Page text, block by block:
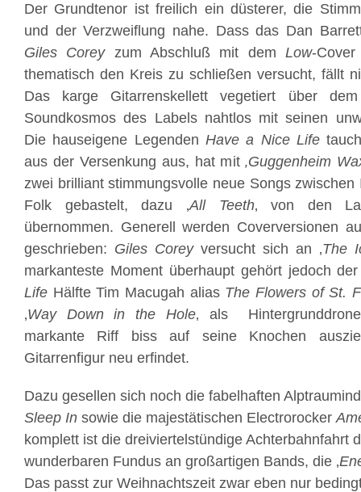
Der Grundtenor ist freilich ein düsterer, die
und der Verzweiflung nahe. Dass das Dan
Giles Coreyzum Abschluß mit demLow-Cover
thematisch den Kreis zu schließen versucht, fällt
Das karge Gitarrenskellett vegetiert über
Soundkosmos des Labels nahtlos mit seinen
Die hauseigene Legenden Have a Nice Life
aus der Versenkung aus, hat mit‚Guggenheim
zwei brilliant stimmungsvolle neue Songs zwischen
Folk gebastelt, dazu ‚All Teeth‚ von den
übernommen. Generell werden Coverversionen
geschrieben: Giles Coreyversucht sich an ‚The
markanteste Moment überhaupt gehört jedoch
Life Hälfte Tim Macugah alias The Flowers of St.
‚Way Down in the Hole‚ als
markante Riff biss auf seine Knochen
Gitarrenfigur neu erfindet.
Dazu gesellen sich noch die fabelhaften
Sleep In sowie die majestätischen Electrorocker
komplett ist die dreiviertelstündige Achterbahnfahrt
wunderbaren Fundus an großartigen Bands, die ‚
Das passt zur Weihnachtszeit zwar eben nur